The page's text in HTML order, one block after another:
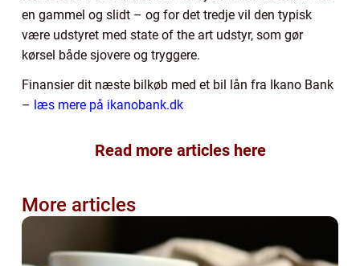
en gammel og slidt – og for det tredje vil den typisk
være udstyret med state of the art udstyr, som gør
kørsel både sjovere og tryggere.
Finansier dit næste bilkøb med et bil lån fra Ikano Bank
– læs mere på ikanobank.dk
Read more articles here
More articles